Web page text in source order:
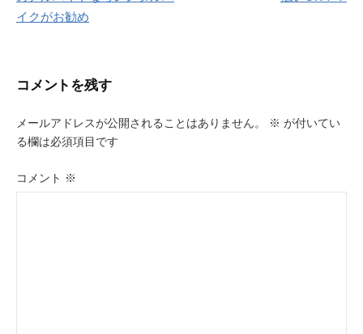
ナ
シ
ン
イクがお勧め
コメントを残す
メールアドレスが公開されることはありません。 ※ が付いてい
る欄は必須項目です
コメント ※